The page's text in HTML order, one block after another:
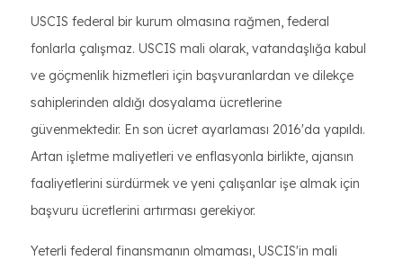
USCIS federal bir kurum olmasına rağmen, federal
fonlarla çalışmaz. USCIS mali olarak, vatandaşlığa kabul
ve göçmenlik hizmetleri için başvuranlardan ve dilekçe
sahiplerinden aldığı dosyalama ücretlerine
güvenmektedir. En son ücret ayarlaması 2016'da yapıldı.
Artan işletme maliyetleri ve enflasyonla birlikte, ajansın
faaliyetlerini sürdürmek ve yeni çalışanlar işe almak için
başvuru ücretlerini artırması gerekiyor.
Yeterli federal finansmanın olmaması, USCIS'in mali